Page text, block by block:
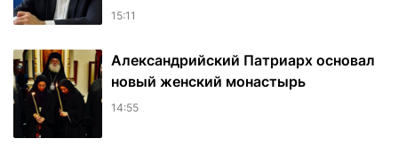
15:11
Александрийский Патриарх основал
новый женский монастырь
14:55